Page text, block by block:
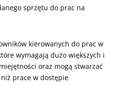
sprzętu do prac na
kierowanych do prac w
wymagają dużo większych i
oraz mogą stwarzać
prace w dostępie